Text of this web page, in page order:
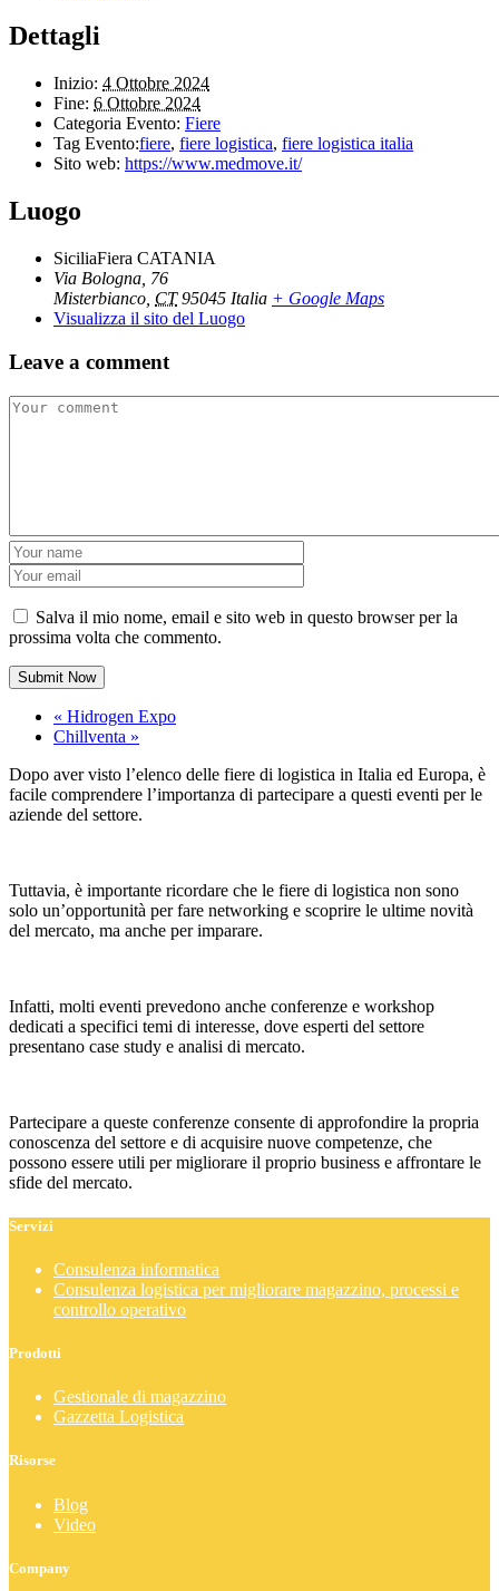
Dettagli
Inizio: 4 Ottobre 2024
Fine: 6 Ottobre 2024
Categoria Evento: Fiere
Tag Evento:fiere, fiere logistica, fiere logistica italia
Sito web: https://www.medmove.it/
Luogo
SiciliaFiera CATANIA
Via Bologna, 76
Misterbianco CT 95045 Italia + Google Maps
Visualizza il sito del Luogo
Leave a comment
Salva il mio nome, email e sito web in questo browser per la
prossima volta che commento.
« Hidrogen Expo
Chillventa »
Dopo aver visto l’elenco delle fiere di logistica in Italia ed Europa, è
facile comprendere l’importanza di partecipare a questi eventi per le
aziende del settore.
Tuttavia, è importante ricordare che le fiere di logistica non sono
solo un’opportunità per fare networking e scoprire le ultime novità
del mercato, ma anche per imparare.
Infatti, molti eventi prevedono anche conferenze e workshop
dedicati a specifici temi di interesse, dove esperti del settore
presentano case study e analisi di mercato.
Partecipare a queste conferenze consente di approfondire la propria
conoscenza del settore e di acquisire nuove competenze, che
possono essere utili per migliorare il proprio business e affrontare le
sfide del mercato.
Servizi
Consulenza informatica
Consulenza logistica per migliorare magazzino, processi e
controllo operativo
Prodotti
Gestionale di magazzino
Gazzetta Logistica
Risorse
Blog
Video
Company